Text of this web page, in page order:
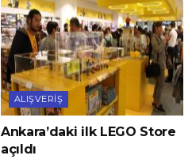
ALIŞVERIŞ
Ankara’daki ilk LEGO Store
açıldı